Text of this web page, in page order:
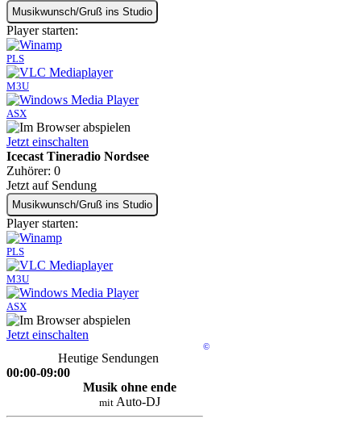
Musikwunsch/Gruß ins Studio
Player starten:
PLS
M3U
ASX
Jetzt einschalten
Icecast Tineradio Nordsee
Zuhörer: 0
Jetzt auf Sendung
Musikwunsch/Gruß ins Studio
Player starten:
PLS
M3U
ASX
Jetzt einschalten
©
Heutige Sendungen
00:00-09:00
Musik ohne ende
mit Auto-DJ